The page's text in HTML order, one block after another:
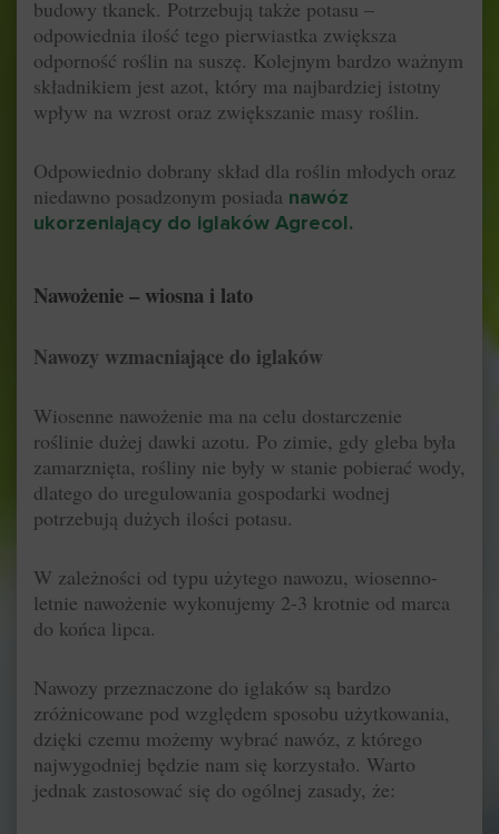
budowy tkanek. Potrzebują także potasu –
odpowiednia ilość tego pierwiastka zwiększa
odporność roślin na suszę. Kolejnym bardzo ważnym
składnikiem jest azot, który ma najbardziej istotny
wpływ na wzrost oraz zwiększanie masy roślin.
Odpowiednio dobrany skład dla roślin młodych oraz
niedawno posadzonym posiada nawóz
ukorzeniający do iglaków Agrecol.
Nawożenie – wiosna i lato
Nawozy wzmacniające do iglaków
Wiosenne nawożenie ma na celu dostarczenie
roślinie dużej dawki azotu. Po zimie, gdy gleba była
zamarznięta, rośliny nie były w stanie pobierać wody,
dlatego do uregulowania gospodarki wodnej
potrzebują dużych ilości potasu.
W zależności od typu użytego nawozu, wiosenno-
letnie nawożenie wykonujemy 2-3 krotnie od marca
do końca lipca.
Nawozy przeznaczone do iglaków są bardzo
zróżnicowane pod względem sposobu użytkowania,
dzięki czemu możemy wybrać nawóz, z którego
najwygodniej będzie nam się korzystało. Warto
jednak zastosować się do ogólnej zasady, że: